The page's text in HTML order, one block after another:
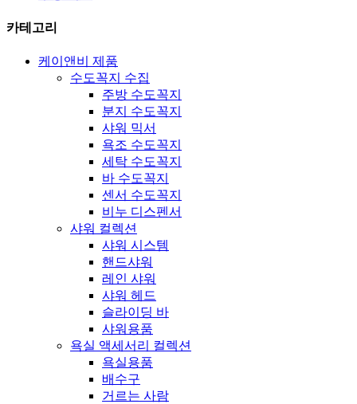
카테고리
케이앤비 제품
수도꼭지 수집
주방 수도꼭지
분지 수도꼭지
샤워 믹서
욕조 수도꼭지
세탁 수도꼭지
바 수도꼭지
센서 수도꼭지
비누 디스펜서
샤워 컬렉션
샤워 시스템
핸드샤워
레인 샤워
샤워 헤드
슬라이딩 바
샤워용품
욕실 액세서리 컬렉션
욕실용품
배수구
거르는 사람